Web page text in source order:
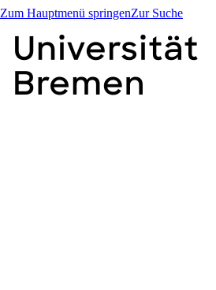
Zum Hauptmenü springenZur Suche